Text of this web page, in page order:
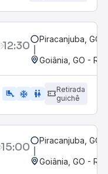
12:30 Piracanjuba, GO
Goiânia, GO -
airline_seat_legroom_extra ac_unit wc
Retirada
guichê
15:00 Piracanjuba, GO
Goiânia, GO -